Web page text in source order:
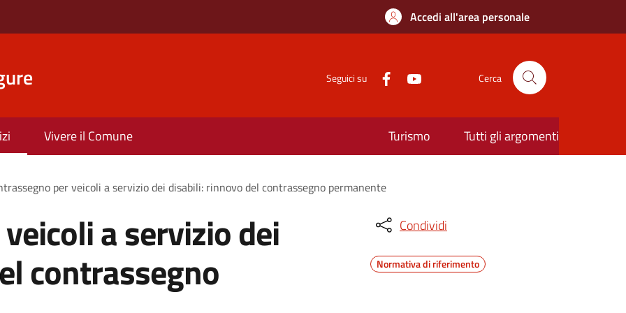
Accedi all'area personale
Seguici su Cerca
Vivere il Comune Turismo Tutti gli argomenti
per veicoli a servizio dei disabili: rinnovo del contrassegno permanente
a servizio dei
contrassegno
Condividi
Normativa di riferimento